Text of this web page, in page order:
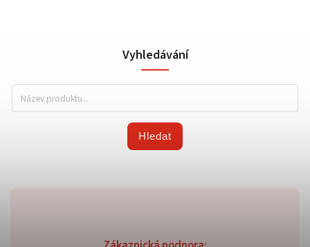
Vyhledávání
Hledat